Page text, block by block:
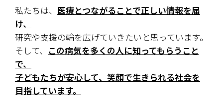
私たちは、 医療とつながることで正しい情報を届
け、
研究や支援の輪を広げていきたいと思っています。
そして、 この病気を多くの人に知ってもらうこと
で、
子どもたちが安心して、笑顔で生きられる社会を
目指しています。